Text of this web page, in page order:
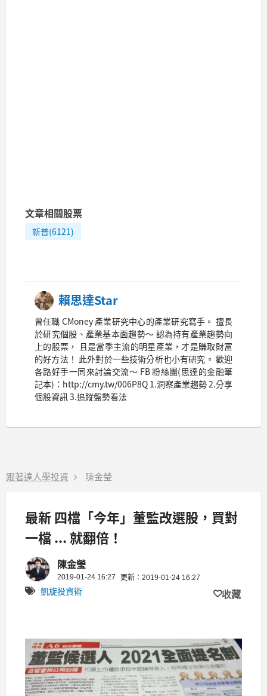
文章相關股票
新普(6121)
賴思達Star
曾任職 CMoney 產業研究中心的產業研究寫手。 擅長
於研究個股、產業基本面趨勢～ 認為持有產業趨勢向
上的股票， 且是當季主流的明星產業，才是賺取財富
的好方法！ 此外對於一些技術分析也小有研究。 歡迎
各路好手一同來討論交流～ FB 粉絲團(思達的金融筆
記本)：http://cmy.tw/006P8Q 1.洞察產業趨勢 2.分享
個股資訊 3.追蹤盤勢看法
跟著達人學投資 陳金瑩
最新 四檔「今年」董監改選股，買對
一檔 ... 就翻倍！
陳金瑩
2019-01-24 16:27 更新：2019-01-24 16:27
凱旋投資術 收藏